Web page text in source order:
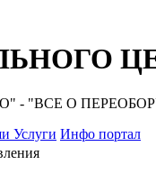
- "ВСЕ О
Услуги Инфо портал